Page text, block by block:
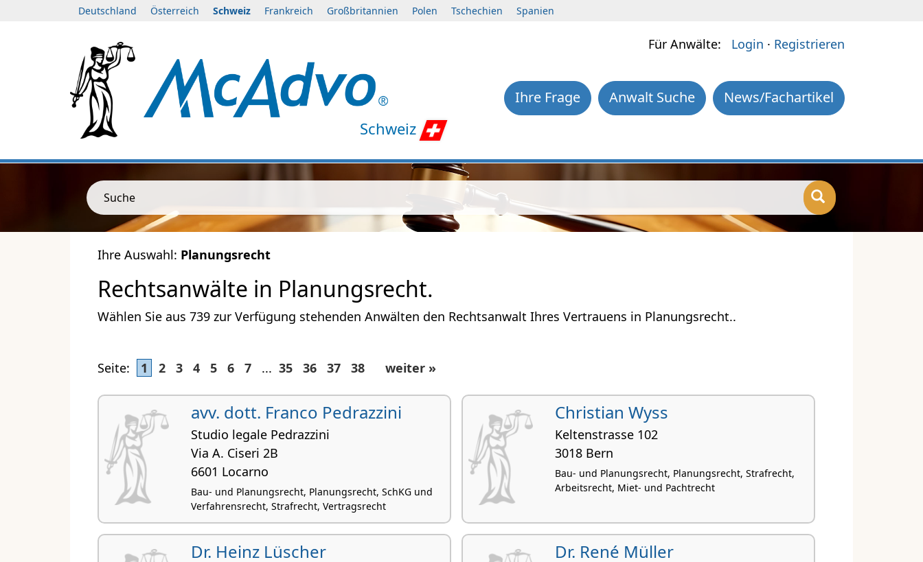
Deutschland Österreich Schweiz Frankreich Großbritannien Polen Tschechien Spanien
Schweiz
Für Anwälte: Login · Registrieren
News/Fachartikel
Anwalt Suche
Ihre Frage
Suche
Ihre Auswahl: Planungsrecht
Rechtsanwälte in Planungsrecht.
Wählen Sie aus 739 zur Verfügung stehenden Anwälten den Rechtsanwalt Ihres Vertrauens in Planungsrecht..
Seite: 1 2 3 4 5 6 7 ... 35 36 37 38 weiter »
avv. dott. Franco Pedrazzini
Studio legale Pedrazzini
Via A. Ciseri 2B
6601 Locarno
Bau- und Planungsrecht, Planungsrecht, SchKG und
Verfahrensrecht, Strafrecht, Vertragsrecht
Christian Wyss
Keltenstrasse 102
3018 Bern
Bau- und Planungsrecht, Planungsrecht, Strafrecht,
Arbeitsrecht, Miet- und Pachtrecht
Dr. Heinz Lüscher Dr. René Müller